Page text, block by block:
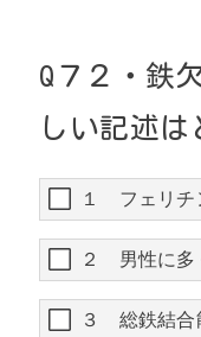
Q ７２・ 鉄
しい記述は
１ フェリチ
２ 男性に多
３ 総鉄結合